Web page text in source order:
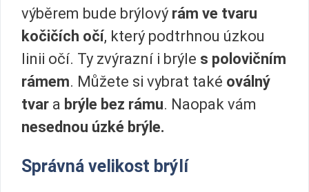
výběrem bude brýlový rám ve tvaru
kočičích očí, který podtrhnou úzkou
linii očí. Ty zvýrazní i brýle s polovičním
rámem. Můžete si vybrat také oválný
tvar a brýle bez rámu. Naopak vám
nesednou úzké brýle.
Správná velikost brýlí